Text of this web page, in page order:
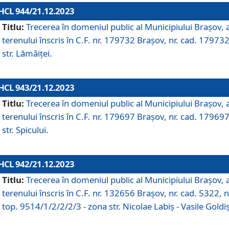
944/21.12.2023
Titlu: Trecerea în domeniul public al Municipiului Braşov,
terenului înscris în C.F. nr. 179732 Brașov, nr. cad.
str. Lămâiței.
943/21.12.2023
Titlu: Trecerea în domeniul public al Municipiului Braşov,
terenului înscris în C.F. nr. 179697 Brașov, nr. cad.
str. Spicului.
942/21.12.2023
Titlu: Trecerea în domeniul public al Municipiului Braşov,
terenului înscris în C.F. nr. 132656 Brașov, nr. cad. 5322,
top. 9514/1/2/2/2/3 - zona str. Nicolae Labiș - Vasile